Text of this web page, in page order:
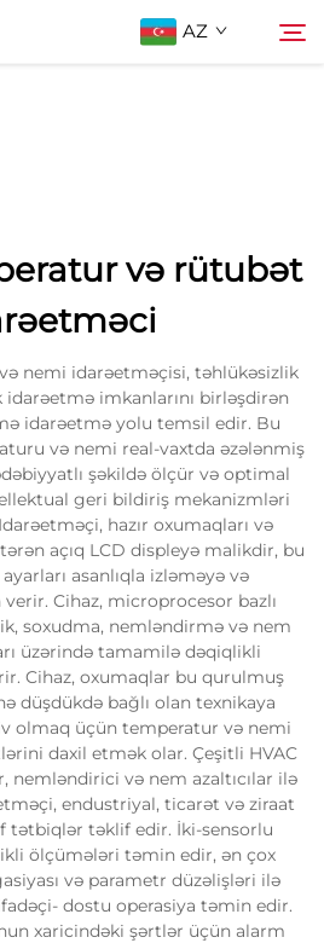
AZ
və rütubət
nemi idarəetməçisi, təhlükəsizlik
imkanlarını birləşdirən
idarəetmə yolu temsil edir. Bu
və nemi real-vaxtda əzələnmiş
şəkildə ölçür və optimal
geri bildiriş mekanizmləri
hazır oxumaqları və
açıq LCD displeyə malikdir, bu
asanlıqla izləməyə və
Cihaz, microprocesor bazlı
soxudma, nemləndirmə və nem
üzərində tamamilə dəqiqlikli
Cihaz, oxumaqlar bu qurulmuş
düşdükdə bağlı olan texnikaya
olmaq üçün temperatur və nemi
daxil etmək olar. Çeşitli HVAC
nemləndirici və nem azaltıcılar ilə
endustriyal, ticarət və ziraat
tətbiqlər təklif edir. İki-sensorlu
ölçümələri təmin edir, ən çox
və parametr düzəlişləri ilə
dostu operasiya təmin edir.
xaricindəki şərtlər üçün alarm